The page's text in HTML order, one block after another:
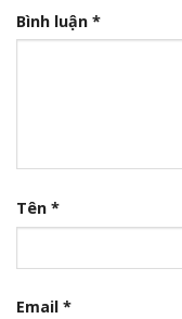
Bình luận *
Tên *
Email *